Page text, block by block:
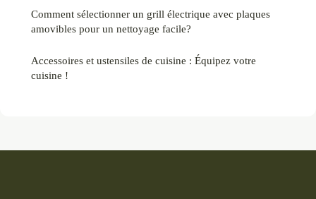
Comment sélectionner un grill électrique avec plaques
amovibles pour un nettoyage facile?
Accessoires et ustensiles de cuisine : Équipez votre
cuisine !